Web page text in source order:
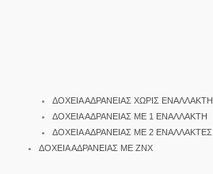
ΔΟΧΕΙΑ ΑΔΡΑΝΕΙΑΣ ΧΩΡΙΣ ΕΝΑΛΛΑΚΤΗ
ΔΟΧΕΙΑ ΑΔΡΑΝΕΙΑΣ ΜΕ 1 ΕΝΑΛΛΑΚΤΗ
ΔΟΧΕΙΑ ΑΔΡΑΝΕΙΑΣ ΜΕ 2 ΕΝΑΛΛΑΚΤΕΣ
ΔΟΧΕΙΑ ΑΔΡΑΝΕΙΑΣ ΜΕ ΖΝΧ